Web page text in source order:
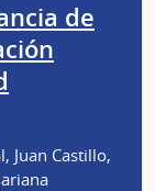
de
Juan Castillo,